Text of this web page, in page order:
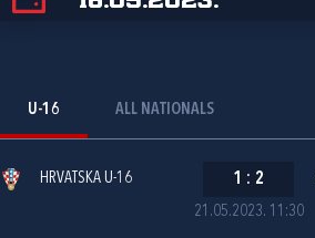
U-16 ALL NATIONALS
21.05.2023. 11:30
HRVATSKA U-16 1 : 2